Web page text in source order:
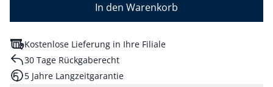
In den Warenkorb
Kostenlose Lieferung in Ihre Filiale
30 Tage Rückgaberecht
5 Jahre Langzeitgarantie